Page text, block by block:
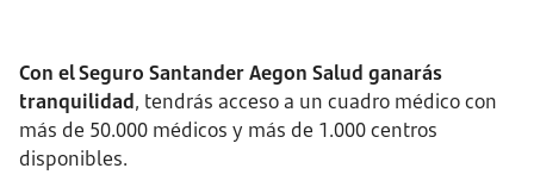
Con el Seguro Santander Aegon Salud ganarás
tranquilidad, tendrás acceso a un cuadro médico con
más de 50.000 médicos y más de 1.000 centros
disponibles.